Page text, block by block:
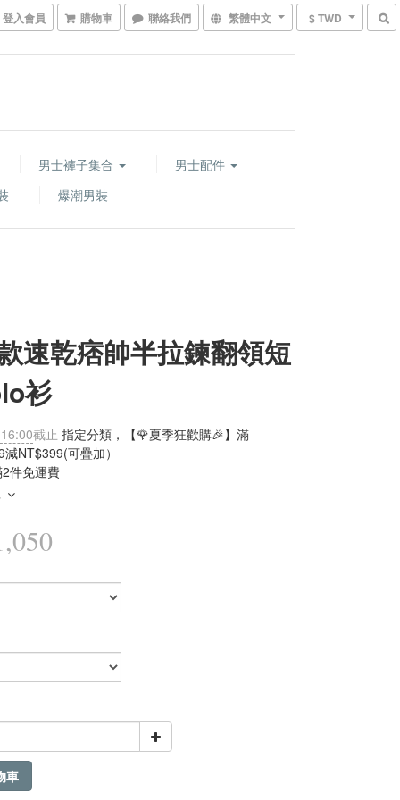
登入會員 購物車 聯絡我們 繁體中文 $ TWD
男士褲子集合
男士配件
爆潮男裝
速乾痞帥半拉鍊翻領短
衫
截止 指定分類，【🌹夏季狂歡購🎉】滿
NT$399(可疊加）
件免運費
車